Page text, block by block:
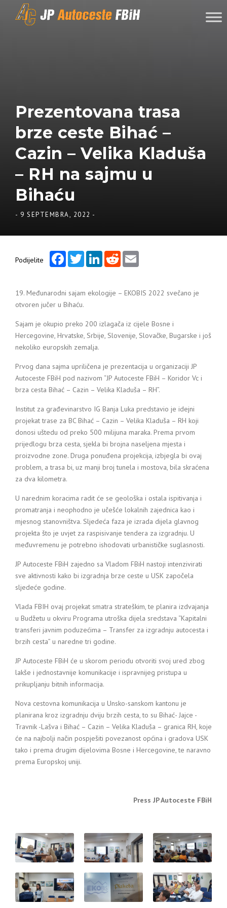
Skip to content
Prezentovana trasa
brze ceste Bihać –
Cazin – Velika Kladuša
– RH na sajmu u
Bihaću
- 9 SEPTEMBRA, 2022 -
Podijelite
FacebookTwitterLinkedInReddit
19. Međunarodni sajam ekologije – EKOBIS 2022 svečano je
otvoren jučer u Bihaću.
Sajam je okupio preko 200 izlagača iz cijele Bosne i
Hercegovine, Hrvatske, Srbije, Slovenije, Slovačke, Bugarske i još
nekoliko europskih zemalja.
Prvog dana sajma upriličena je prezentacija u organizaciji JP
Autoceste FBiH pod nazivom “JP Autoceste FBiH – Koridor Vc i
brza cesta Bihać – Cazin – Velika Kladuša – RH”.
Institut za građevinarstvo IG Banja Luka predstavio je idejni
projekat trase za BC Bihać – Cazin – Velika Kladuša – RH koji
donosi uštedu od preko 500 milijuna maraka. Prema prvom
prijedlogu brza cesta, sjekla bi brojna naseljena mjesta i
proizvodne zone. Druga ponuđena projekcija, izbjegla bi ovaj
problem, a trasa bi, uz manji broj tunela i mostova, bila skraćena
za dva kilometra.
U narednim koracima radit će se geološka i ostala ispitivanja i
promatranja i neophodno je učešće lokalnih zajednica kao i
mjesnog stanovništva. Sljedeća faza je izrada dijela glavnog
projekta što je uvjet za raspisivanje tendera za izgradnju. U
međuvremenu je potrebno ishodovati urbanističke suglasnosti.
JP Autoceste FBiH zajedno sa Vladom FBiH nastoji intenzivirati
sve aktivnosti kako bi izgradnja brze ceste u USK započela
sljedeće godine.
Vlada FBIH ovaj projekat smatra strateškim, te planira izdvajanja
u Budžetu u okviru Programa utroška dijela sredstava “Kapitalni
transferi javnim poduzećima – Transfer za izgradnju autocesta i
brzih cesta” u naredne tri godine.
JP Autoceste FBiH će u skorom periodu otvoriti svoj ured zbog
lakše i jednostavnije komunikacije i ispravnijeg pristupa u
prikupljanju bitnih informacija.
Nova cestovna komunikacija u Unsko-sanskom kantonu je
planirana kroz izgradnju dviju brzih cesta, to su Bihać- Jajce -
Travnik -Lašva i Bihać – Cazin – Velika Kladuša – granica RH, koje
će na najbolji način pospješiti povezanost općina i gradova USK
tako i prema drugim dijelovima Bosne i Hercegovine, te naravno
prema Europskoj uniji.
Press JP Autoceste FBiH